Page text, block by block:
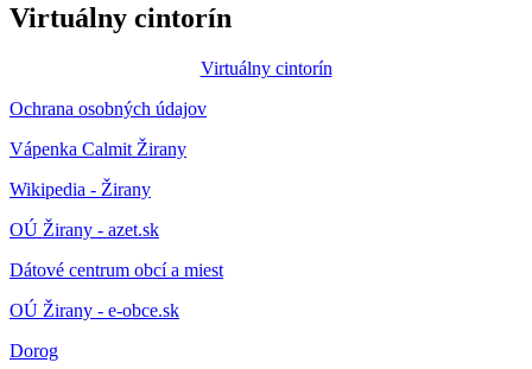
Virtuálny cintorín
Virtuálny cintorín
Ochrana osobných údajov
Vápenka Calmit Žirany
Wikipedia - Žirany
OÚ Žirany - azet.sk
Dátové centrum obcí a miest
OÚ Žirany - e-obce.sk
Dorog